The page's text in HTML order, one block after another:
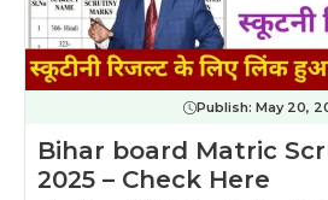
Publish: May 20,
Bihar board Matric
2025 – Check Here